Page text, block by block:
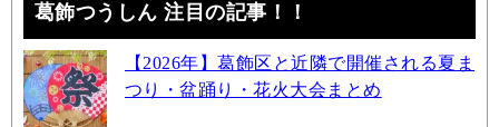
葛飾つうしん 注目の記事！！
【2026年】葛飾区と近隣で開催される夏ま
つり・盆踊り・花火大会まとめ